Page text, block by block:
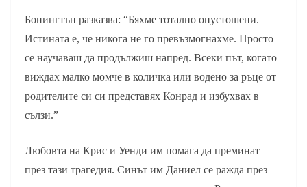
Бонингтън разказва: “Бяхме тотално опустошени.
Истината е, че никога не го превъзмогнахме. Просто
се научаваш да продължиш напред. Всеки път, когато
виждах малко момче в количка или водено за ръце от
родителите си си представях Конрад и избухвах в
сълзи.”
Любовта на Крис и Уенди им помага да преминат
през тази трагедия. Синът им Даниел се ражда през